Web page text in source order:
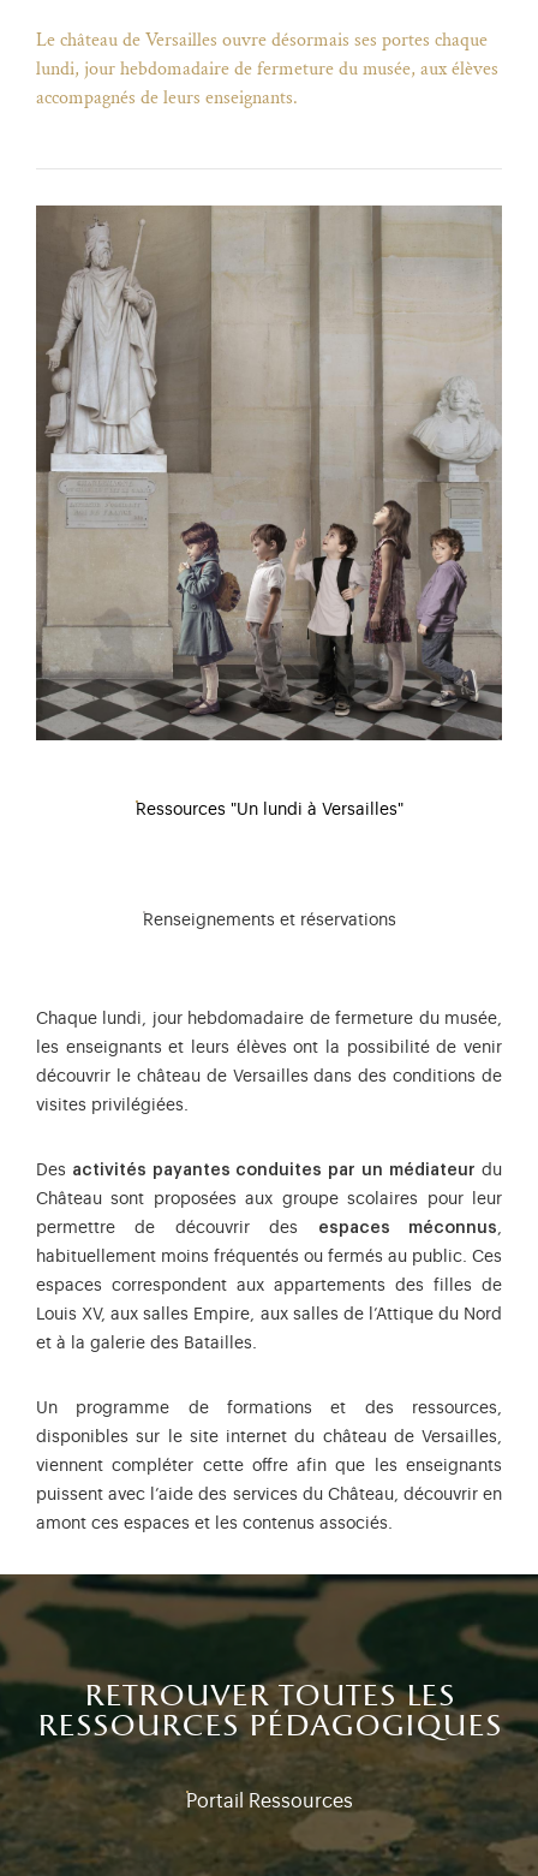
onglet)
nouvel onglet)
fenêtre modale)
de l'application (ouverture dans un nouvel onglet)
Le château de Versailles ouvre désormais ses portes chaque
lundi, jour hebdomadaire de fermeture du musée, aux élèves
accompagnés de leurs enseignants.
Ressources "Un lundi à Versailles"
Renseignements et réservations
Chaque lundi, jour hebdomadaire de fermeture du musée,
les enseignants et leurs élèves ont la possibilité de venir
découvrir le château de Versailles dans des conditions de
visites privilégiées.
Des activités payantes conduites par un médiateur du
Château sont proposées aux groupe scolaires pour leur
permettre de découvrir des espaces méconnus
habituellement moins fréquentés ou fermés au public. Ces
espaces correspondent aux appartements des filles de
Louis XV, aux salles Empire, aux salles de l’Attique du Nord
et à la galerie des Batailles.
Un programme de formations et des ressources,
disponibles sur le site internet du château de Versailles,
viennent compléter cette offre afin que les enseignants
puissent avec l’aide des services du Château, découvrir en
amont ces espaces et les contenus associés.
retrouver toutes les
ressources pédagogiques
Portail Ressources